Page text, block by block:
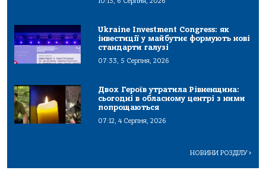
Ukraine Investment Congress: як
інвестиції у майбутнє формують нові
стандарти галузі
07:33, 5 Серпня, 2026
Двох Героїв утратила Рівненщина:
сьогодні в обласному центрі з ними
попрощаються
07:12, 4 Серпня, 2026
НОВИНИ РОЗДІЛУ>